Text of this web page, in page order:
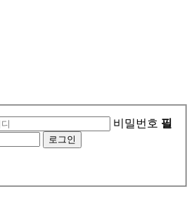
비밀번호 필
로그인